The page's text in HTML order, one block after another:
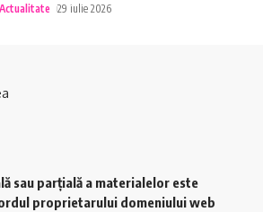
Actualitate 29 iulie 2026
sau parțială a materialelor este
proprietarului domeniului web